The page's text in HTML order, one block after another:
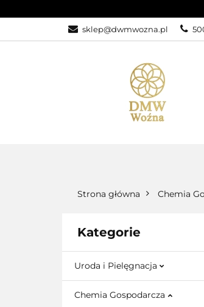
sklep@dwmwozna.pl
Strona główna Chemia
Kategorie
Uroda i Pielęgnacja
Chemia Gospodarcza